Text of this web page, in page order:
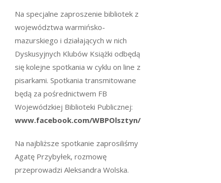
Na specjalne zaproszenie bibliotek z
województwa warmińsko-
mazurskiego i działających w nich
Dyskusyjnych Klubów Książki odbędą
się kolejne spotkania w cyklu on line z
pisarkami. Spotkania transmitowane
będą za pośrednictwem FB
Wojewódzkiej Biblioteki Publicznej:
www.facebook.com/WBPOlsztyn/
Na najbliższe spotkanie zaprosiliśmy
Agatę Przybyłek, rozmowę
przeprowadzi Aleksandra Wolska.